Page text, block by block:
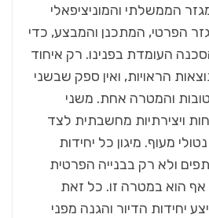
הממשלתי והמוניציפאלי
הפרטי, המתכנן והמבצע, כדי
העומדת בפנינו. רק איחוד
הראויות, ואין ספק שבשני
והמטרה אחת. משני
ויצירתיות מחשבתית לצד
מעוף. מיגון כל יחידות
ולא רק בבנייה הפרטית
הוא במטרה זו. כל זאת
יחידות הדיור והגנה מפני